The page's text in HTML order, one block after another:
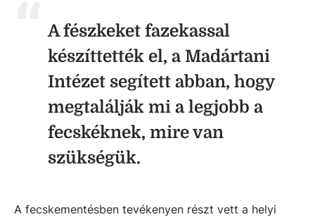
A fészkeket fazekassal
készíttették el, a Madártani
Intézet segített abban, hogy
megtalálják mi a legjobb a
fecskéknek, mire van
szükségük.
A fecskementésben tevékenyen részt vett a helyi